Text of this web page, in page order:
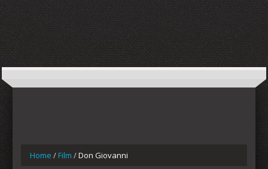
Home /Film /Don Giovanni